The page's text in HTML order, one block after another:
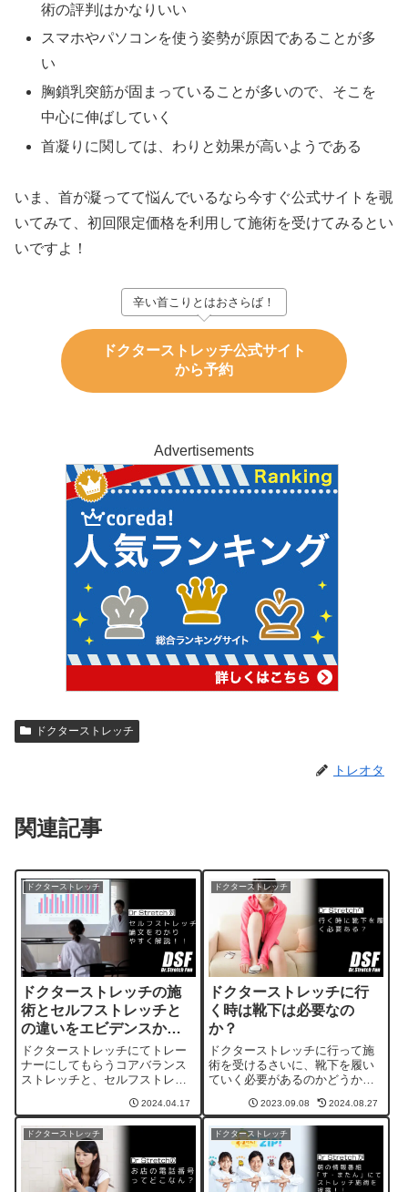
術の評判はかなりいい
スマホやパソコンを使う姿勢が原因であることが多
い
胸鎖乳突筋が固まっていることが多いので、そこを
中心に伸ばしていく
首凝りに関しては、わりと効果が高いようである
いま、首が凝ってて悩んでいるなら今すぐ公式サイトを覗
いてみて、初回限定価格を利用して施術を受けてみるとい
いですよ！
辛い首こりとはおさらば！
ドクターストレッチ公式サイト
から予約
Advertisements
ドクターストレッチ
トレオタ
関連記事
ドクターストレッチ
ドクターストレッチの施
術とセルフストレッチと
の違いをエビデンスから
紹介！
ドクターストレッチにてトレー
ナーにしてもらうコアバランス
ストレッチと、セルフストレッ
やすく解説している記事です。
2024.04.17
ドクターストレッチ
ドクターストレッチに行
く時は靴下は必要なの
か？
ドクターストレッチに行って施
術を受けるさいに、靴下を履い
ていく必要があるのかどうかが
ので、ご紹介をしています。
2023.09.08 2024.08.27
ドクターストレッチ ドクターストレッチ